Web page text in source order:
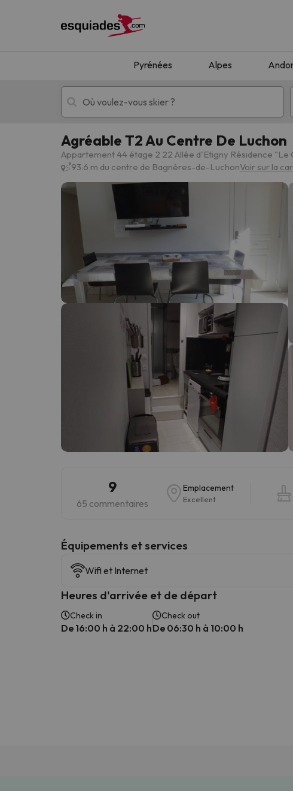
Pyrénées Alpes
Séjours au ski Séjours montagne
Oups, nous n'avons pas trouvé de résultats
Il semble que notre chercheur se soit égaré. Dès
Agréable T2 Au Centre De Luchon
Appartement 44 étage 2 22 Allée d'Etigny Résidence "Le
93.6 m du centre de Bagnères-de-LuchonVoir sur la
9
65 commentaires
Emplacement
Excellent
​Équipements et services
Wifi et Internet
Heures d'arrivée et de départ
Check in
De 16:00 h à 22:00 h
Check out
De 06:30 h à 10:00 h